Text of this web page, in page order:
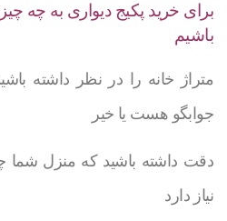
برای خرید پکیج دیواری به چه
باشیم
متراژ خانه را در نظر داشته
جوابگو هست یا خیر
دقت داشته باشید که منزل
نیاز دارد